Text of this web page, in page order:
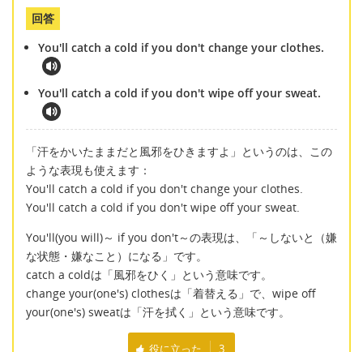
回答
You'll catch a cold if you don't change your clothes.
You'll catch a cold if you don't wipe off your sweat.
「汗をかいたままだと風邪をひきますよ」というのは、この
ような表現も使えます：
You'll catch a cold if you don't change your clothes.
You'll catch a cold if you don't wipe off your sweat.
You'll(you will)～ if you don't～の表現は、「～しないと（嫌
な状態・嫌なこと）になる」です。
catch a coldは「風邪をひく」という意味です。
change your(one's) clothesは「着替える」で、wipe off
your(one's) sweatは「汗を拭く」という意味です。